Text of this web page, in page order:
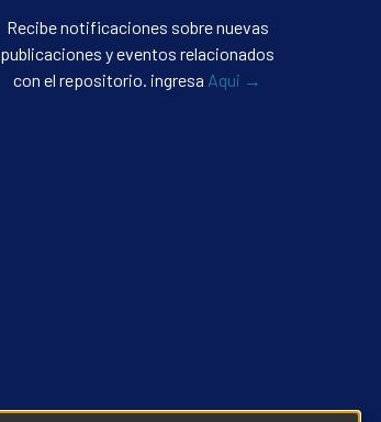
Recibe notificaciones sobre nuevas
publicaciones y eventos relacionados
con el repositorio. ingresa Aqui →